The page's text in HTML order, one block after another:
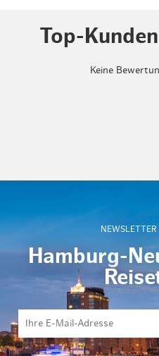
Top-
Keine
Hamburg-